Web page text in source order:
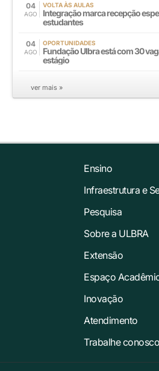
04
AGO
VOLTA ÀS AULAS
Integração marca recepção
estudantes
04
AGO
OPORTUNIDADES
Fundação Ulbra está com 30
estágio
ver mais »
Ensino
Infraestrutura e
Pesquisa
Sobre a ULBRA
Extensão
Espaço
Inovação
Atendimento
Trabalhe conosco